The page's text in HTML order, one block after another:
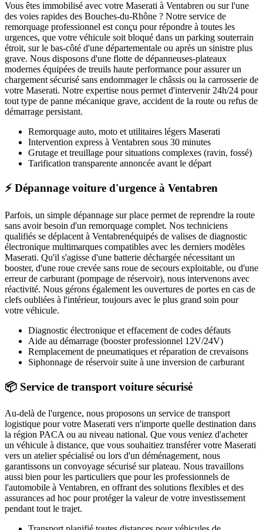
Vous êtes immobilisé avec votre Maserati à Ventabren ou sur l'une
des voies rapides des Bouches-du-Rhône ? Notre service de
remorquage professionnel est conçu pour répondre à toutes les
urgences, que votre véhicule soit bloqué dans un parking souterrain
étroit, sur le bas-côté d'une départementale ou après un sinistre plus
grave. Nous disposons d'une flotte de dépanneuses-plateaux
modernes équipées de treuils haute performance pour assurer un
chargement sécurisé sans endommager le châssis ou la carrosserie de
votre Maserati. Notre expertise nous permet d'intervenir 24h/24 pour
tout type de panne mécanique grave, accident de la route ou refus de
démarrage persistant.
Remorquage auto, moto et utilitaires légers Maserati
Intervention express à Ventabren sous 30 minutes
Grutage et treuillage pour situations complexes (ravin, fossé)
Tarification transparente annoncée avant le départ
⚡ Dépannage voiture d'urgence à Ventabren
Parfois, un simple dépannage sur place permet de reprendre la route
sans avoir besoin d'un remorquage complet. Nos techniciens
qualifiés se déplacent à Ventabrenéquipés de valises de diagnostic
électronique multimarques compatibles avec les derniers modèles
Maserati. Qu'il s'agisse d'une batterie déchargée nécessitant un
booster, d'une roue crevée sans roue de secours exploitable, ou d'une
erreur de carburant (pompage de réservoir), nous intervenons avec
réactivité. Nous gérons également les ouvertures de portes en cas de
clefs oubliées à l'intérieur, toujours avec le plus grand soin pour
votre véhicule.
Diagnostic électronique et effacement de codes défauts
Aide au démarrage (booster professionnel 12V/24V)
Remplacement de pneumatiques et réparation de crevaisons
Siphonnage de réservoir suite à une inversion de carburant
📦 Service de transport voiture sécurisé
Au-delà de l'urgence, nous proposons un service de transport
logistique pour votre Maserati vers n'importe quelle destination dans
la région PACA ou au niveau national. Que vous veniez d'acheter
un véhicule à distance, que vous souhaitiez transférer votre Maserati
vers un atelier spécialisé ou lors d'un déménagement, nous
garantissons un convoyage sécurisé sur plateau. Nous travaillons
aussi bien pour les particuliers que pour les professionnels de
l'automobile à Ventabren, en offrant des solutions flexibles et des
assurances ad hoc pour protéger la valeur de votre investissement
pendant tout le trajet.